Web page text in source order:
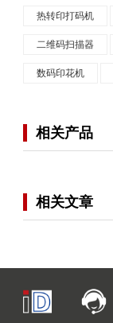
热转印打码机
二维码扫描器
数码印花机
相关产品
相关文章